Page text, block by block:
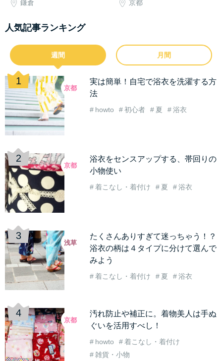
鎌倉
京都
人気記事ランキング
週間 月間
実は簡単！自宅で浴衣を洗濯する方
法
howto 初心者 夏 浴衣
京都
浴衣をセンスアップする、帯回りの
小物使い
着こなし・着付け 夏 浴衣
京都
たくさんありすぎて迷っちゃう！？
浴衣の柄は４タイプに分けて選んで
みよう
着こなし・着付け 夏 浴衣
浅草
汚れ防止や補正に。着物美人は手ぬ
ぐいを活用すべし！
howto
着こなし・着付け
雑貨・小物
京都